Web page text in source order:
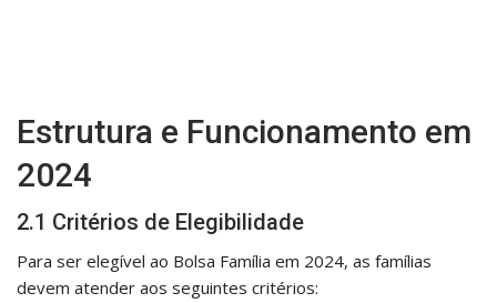
Estrutura e Funcionamento em
2024
2.1 Critérios de Elegibilidade
Para ser elegível ao Bolsa Família em 2024, as famílias
devem atender aos seguintes critérios: